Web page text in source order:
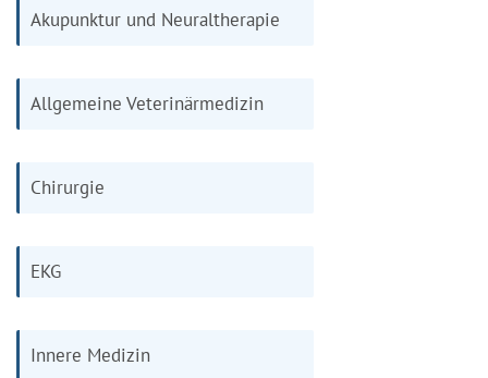
Akupunktur und Neuraltherapie
Allgemeine Veterinärmedizin
Chirurgie
EKG
Innere Medizin